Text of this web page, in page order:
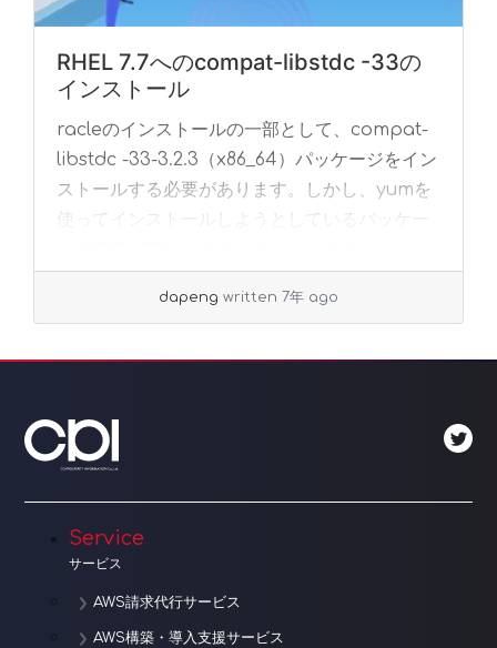
RHEL 7.7へのcompat-libstdc -33の
インストール
racleのインストールの一部として、compat-
libstdc -33-3.2.3（x86_64）パッケージをイン
ストールする必要があります。しかし、yumを
使ってインストールしようとしているパッケー
dapeng written 7年 ago
Service
サービス
AWS請求代行サービス
AWS構築・導入支援サービス